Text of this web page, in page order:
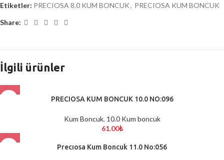
Etiketler: PRECIOSA 8.0 KUM BONCUK, PRECIOSA KUM BONCUK
Share:
İlgili ürünler
PRECIOSA KUM BONCUK 10.0 NO:096
Kum Boncuk, 10.0 Kum boncuk
61.00₺
Precıosa Kum Boncuk 11.0 No:056